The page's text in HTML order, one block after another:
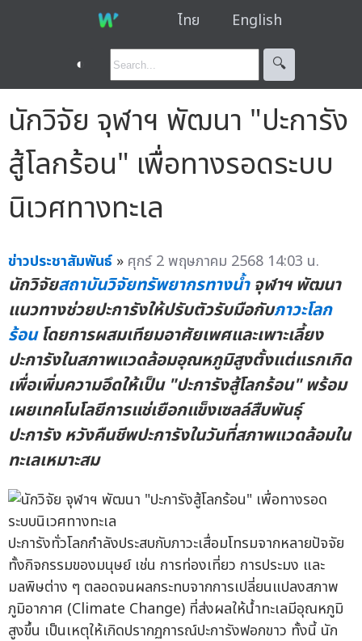
ไทย English
◐ 🔍︎
นักวิจัย จุฬาฯ พัฒนา "ปะการัง
สู้โลกร้อน" เพื่อทางรอดระบบ
นิเวศทางทะเล
ข่าวประชาสัมพันธ์ » ศุกร์ 2 พฤษภาคม 2568 14:03 น.
นักวิจัยสถาบันวิจัยทรัพยากรทางน้ำจุฬาฯ พัฒนา
แนวทางช่วยปะการังให้ปรับตัวรับมือกับภาวะโลก
ร้อนโดยการผสมเทียมอาศัยเพศและเพาะเลี้ยง
ปะการังในสภาพแวดล้อมอุณหภูมิสูงตั้งแต่แรกเกิด
เพื่อเพิ่มความอึดให้เป็น "ปะการังสู้โลกร้อน" พร้อม
เผยเทคโนโลยีการแช่เยือกแข็งเซลล์สืบพันธุ์
ปะการัง หวังคืนชีพปะการังในวันที่สภาพแวดล้อมใน
ทะเลเหมาะสม
ปะการังทั่วโลกกำลังประสบกับภาวะเสื่อมโทรมจากหลายปัจจัย
ทั้งกิจกรรมของมนุษย์ เช่น การท่องเที่ยว การประมง และ
มลพิษต่าง ๆ ตลอดจนผลกระทบจากการเปลี่ยนแปลงสภาพ
ภูมิอากาศ (Climate Change) ที่ส่งผลให้น้ำทะเลมีอุณหภูมิ
สูงขึ้น เป็นเหตุให้เกิดปรากฏการณ์ปะการังฟอกขาว ทั้งนี้ นัก